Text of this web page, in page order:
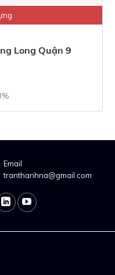
Long Quận 9
Email
tranthanhna@gmail.com